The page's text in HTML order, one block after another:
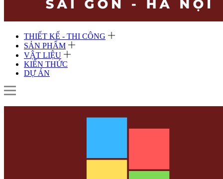
THIẾT KẾ - THI CÔNG
SẢN PHẨM
VẬT LIỆU
KIẾN THỨC
DỰ ÁN